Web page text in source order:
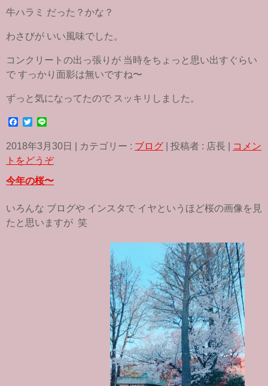
牛ハラミ だった？かな？
わさびが いい風味でした。
コンクリートの出っ張りが 当時をちょっと思い出すぐらい
で すっかり面影は無いですね〜
ずっと気になってたので スッキリしました。
c
e
b
o
k
T
i
t
t
r
n
e
2018年3月30日 カテゴリー : ブログ 投稿者 : 店長
コメン
トをどうぞ
今年の桜〜
いろんな ブログや インスタで イヤというほど桜の画像を見
たと思いますが 笑